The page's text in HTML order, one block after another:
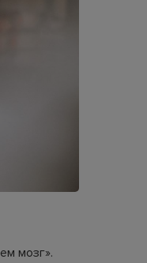
мозг».